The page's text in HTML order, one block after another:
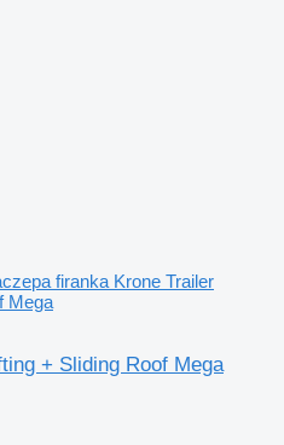
firanka Krone Trailer
Mega
+ Sliding Roof Mega